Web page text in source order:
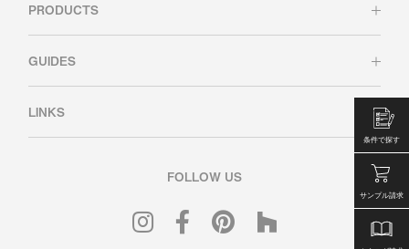
条件で探す
サンプル請求
PRODUCTS
GUIDES
LINKS
FOLLOW US